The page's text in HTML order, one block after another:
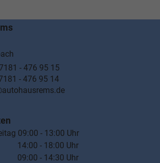
- 476 95 15
- 476 95 14
09:00 - 13:00 Uhr
18:00 Uhr
- 14:30 Uhr